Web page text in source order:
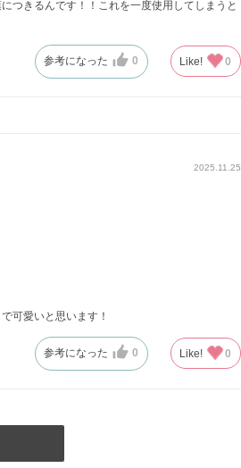
つきるんです！！これを一度使用してしまうと
参考になった 0 Like! 0
2025.11.25
可愛いと思います！
参考になった 0 Like! 0